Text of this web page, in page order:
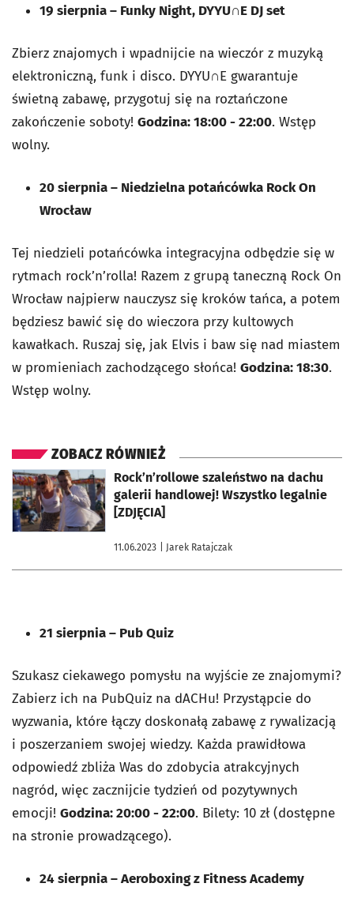
19 sierpnia – Funky Night, DYYU∩E DJ set
Zbierz znajomych i wpadnijcie na wieczór z muzyką
elektroniczną, funk i disco. DYYU∩E gwarantuje
świetną zabawę, przygotuj się na roztańczone
zakończenie soboty! Godzina: 18:00 - 22:00. Wstęp
wolny.
20 sierpnia – Niedzielna potańcówka Rock On
Wrocław
Tej niedzieli potańcówka integracyjna odbędzie się w
rytmach rock’n’rolla! Razem z grupą taneczną Rock On
Wrocław najpierw nauczysz się kroków tańca, a potem
będziesz bawić się do wieczora przy kultowych
kawałkach. Ruszaj się, jak Elvis i baw się nad miastem
w promieniach zachodzącego słońca! Godzina: 18:30.
Wstęp wolny.
ZOBACZ RÓWNIEŻ
Rock’n’rollowe szaleństwo na dachu
galerii handlowej! Wszystko legalnie
[ZDJĘCIA]
11.06.2023 | Jarek Ratajczak
otworzy się w nowej karcie
21 sierpnia – Pub Quiz
Szukasz ciekawego pomysłu na wyjście ze znajomymi?
Zabierz ich na PubQuiz na dACHu! Przystąpcie do
wyzwania, które łączy doskonałą zabawę z rywalizacją
i poszerzaniem swojej wiedzy. Każda prawidłowa
odpowiedź zbliża Was do zdobycia atrakcyjnych
nagród, więc zacznijcie tydzień od pozytywnych
emocji! Godzina: 20:00 - 22:00. Bilety: 10 zł (dostępne
na stronie prowadzącego).
24 sierpnia – Aeroboxing z Fitness Academy